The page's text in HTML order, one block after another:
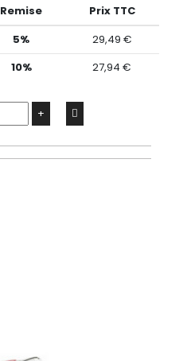
Remise
Prix TTC
5%
29,49 €
10% 27,94 €
+